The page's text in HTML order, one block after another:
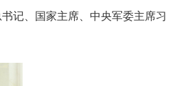
记、国家主席、中央军委主席习